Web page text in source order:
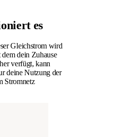
es
Gleichstrom wird
dein Zuhause
verfügt, kann
deine Nutzung der
Stromnetz